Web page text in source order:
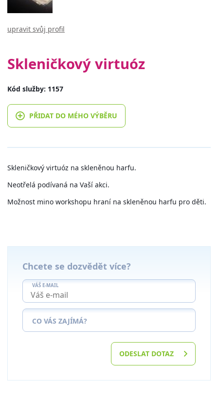
upravit svůj profil
Skleničkový virtuóz
Kód služby: 1157
PŘIDAT DO MÉHO VÝBĚRU
Skleničkový virtuóz na skleněnou harfu.
Neotřelá podívaná na Vaší akci.
Možnost mino workshopu hraní na skleněnou harfu pro děti.
Chcete se dozvědět více?
VÁŠ E-MAIL
CO VÁS ZAJÍMÁ?
ODESLAT DOTAZ